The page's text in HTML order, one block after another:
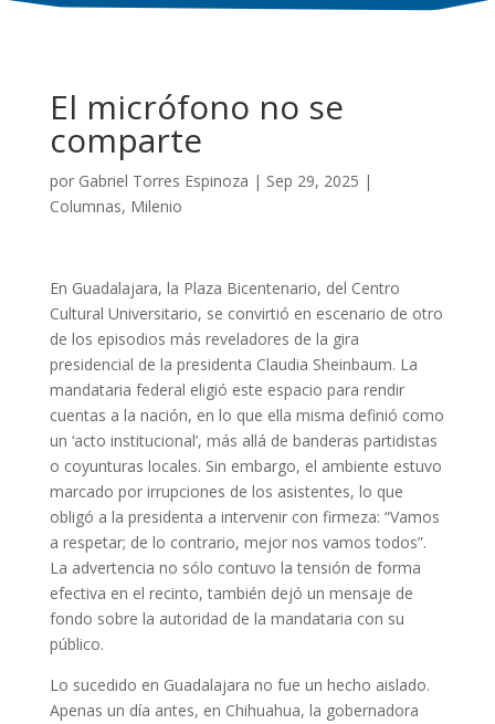
El micrófono no se
comparte
por Gabriel Torres Espinoza | Sep 29, 2025 |
Columnas, Milenio
En Guadalajara, la Plaza Bicentenario, del Centro
Cultural Universitario, se convirtió en escenario de otro
de los episodios más reveladores de la gira
presidencial de la presidenta Claudia Sheinbaum. La
mandataria federal eligió este espacio para rendir
cuentas a la nación, en lo que ella misma definió como
un ‘acto institucional’, más allá de banderas partidistas
o coyunturas locales. Sin embargo, el ambiente estuvo
marcado por irrupciones de los asistentes, lo que
obligó a la presidenta a intervenir con firmeza: “Vamos
a respetar; de lo contrario, mejor nos vamos todos”.
La advertencia no sólo contuvo la tensión de forma
efectiva en el recinto, también dejó un mensaje de
fondo sobre la autoridad de la mandataria con su
público.
Lo sucedido en Guadalajara no fue un hecho aislado.
Apenas un día antes, en Chihuahua, la gobernadora